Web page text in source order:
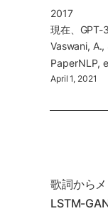
2017
PaperNLP
April 1, 2021
歌詞から
LSTM-